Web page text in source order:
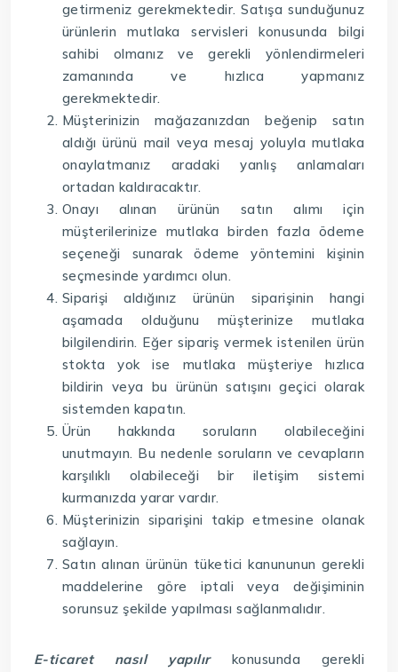
getirmeniz gerekmektedir. Satışa sunduğunuz
ürünlerin mutlaka servisleri konusunda bilgi
sahibi olmanız ve gerekli yönlendirmeleri
zamanında ve hızlıca yapmanız
gerekmektedir.
Müşterinizin mağazanızdan beğenip satın
aldığı ürünü mail veya mesaj yoluyla mutlaka
onaylatmanız aradaki yanlış anlamaları
ortadan kaldıracaktır.
Onayı alınan ürünün satın alımı için
müşterilerinize mutlaka birden fazla ödeme
seçeneği sunarak ödeme yöntemini kişinin
seçmesinde yardımcı olun.
Siparişi aldığınız ürünün siparişinin hangi
aşamada olduğunu müşterinize mutlaka
bilgilendirin. Eğer sipariş vermek istenilen ürün
stokta yok ise mutlaka müşteriye hızlıca
bildirin veya bu ürünün satışını geçici olarak
sistemden kapatın.
Ürün hakkında soruların olabileceğini
unutmayın. Bu nedenle soruların ve cevapların
karşılıklı olabileceği bir iletişim sistemi
kurmanızda yarar vardır.
Müşterinizin siparişini takip etmesine olanak
sağlayın.
Satın alınan ürünün tüketici kanununun gerekli
maddelerine göre iptali veya değişiminin
sorunsuz şekilde yapılması sağlanmalıdır.
E-ticaret nasıl yapılır konusunda gerekli